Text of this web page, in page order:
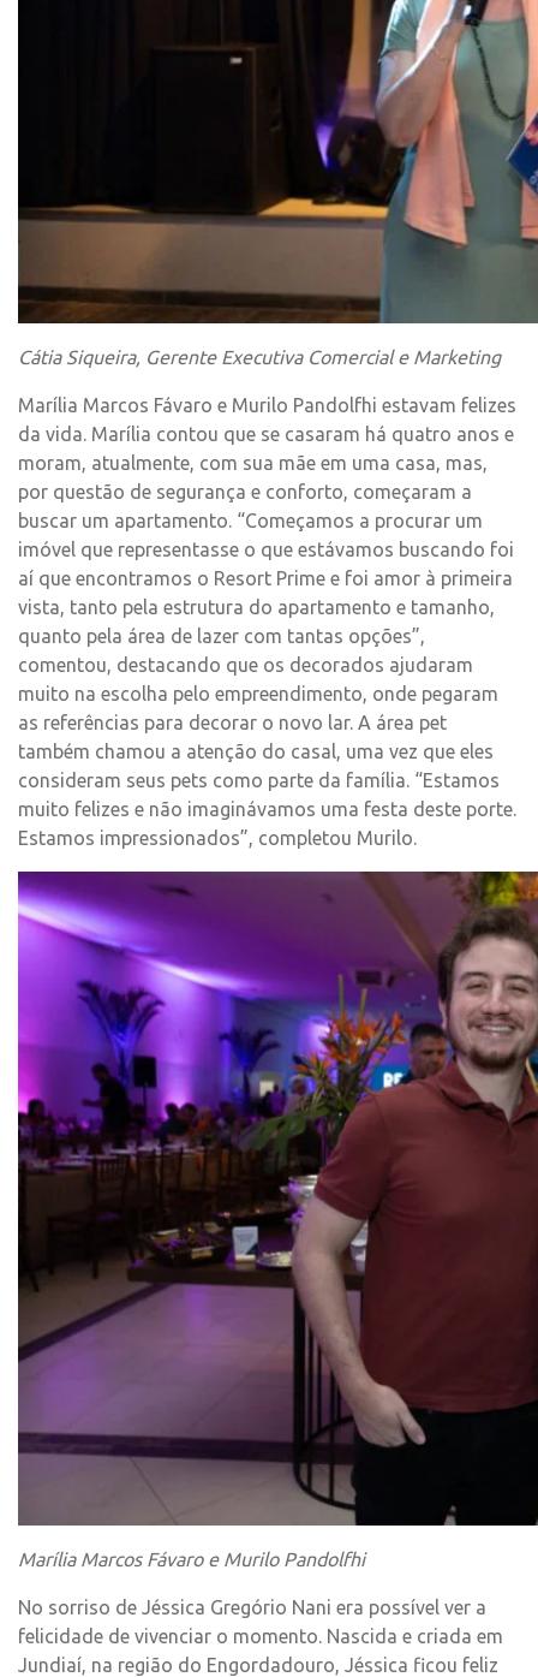
Cátia Siqueira, Gerente Executiva Comercial e Marketing
Marília Marcos Fávaro e Murilo Pandolfhi estavam felizes
da vida. Marília contou que se casaram há quatro anos e
moram, atualmente, com sua mãe em uma casa, mas,
por questão de segurança e conforto, começaram a
buscar um apartamento. “Começamos a procurar um
imóvel que representasse o que estávamos buscando foi
aí que encontramos o Resort Prime e foi amor à primeira
vista, tanto pela estrutura do apartamento e tamanho,
quanto pela área de lazer com tantas opções”,
comentou, destacando que os decorados ajudaram
muito na escolha pelo empreendimento, onde pegaram
as referências para decorar o novo lar. A área pet
também chamou a atenção do casal, uma vez que eles
consideram seus pets como parte da família. “Estamos
muito felizes e não imaginávamos uma festa deste porte.
Estamos impressionados”, completou Murilo.
Marília Marcos Fávaro e Murilo Pandolfhi
No sorriso de Jéssica Gregório Nani era possível ver a
felicidade de vivenciar o momento. Nascida e criada em
Jundiaí, na região do Engordadouro, Jéssica ficou feliz